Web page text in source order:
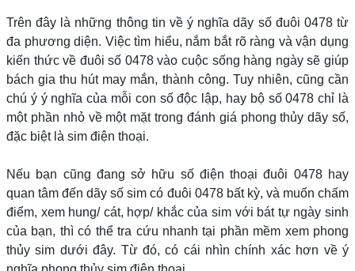
Trên đây là những thông tin về ý nghĩa dãy số đuôi 0478 từ
đa phương diện. Việc tìm hiểu, nắm bắt rõ ràng và vận dụng
kiến thức về đuôi số 0478 vào cuộc sống hàng ngày sẽ giúp
bách gia thu hút may mắn, thành công. Tuy nhiên, cũng cần
chú ý ý nghĩa của mỗi con số độc lập, hay bộ số 0478 chỉ là
một phần nhỏ về một mặt trong đánh giá phong thủy dãy số,
đặc biệt là sim điện thoại.
Nếu bạn cũng đang sở hữu số điện thoại đuôi 0478 hay
quan tâm đến dãy số sim có đuôi 0478 bất kỳ, và muốn chấm
điểm, xem hung/ cát, hợp/ khắc của sim với bát tự ngày sinh
của bạn, thì có thể tra cứu nhanh tại phần mềm xem phong
thủy sim dưới đây. Từ đó, có cái nhìn chính xác hơn về ý